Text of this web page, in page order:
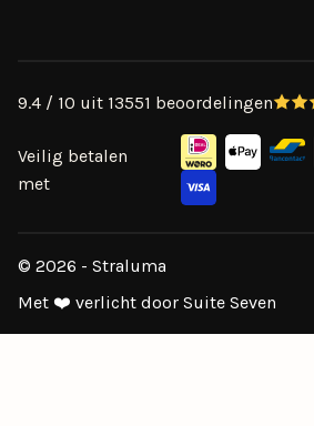
9.4 / 10 uit 13551 beoordelingen
Veilig betalen
met
© 2026 - Straluma
Met ❤️ verlicht door Suite Seven